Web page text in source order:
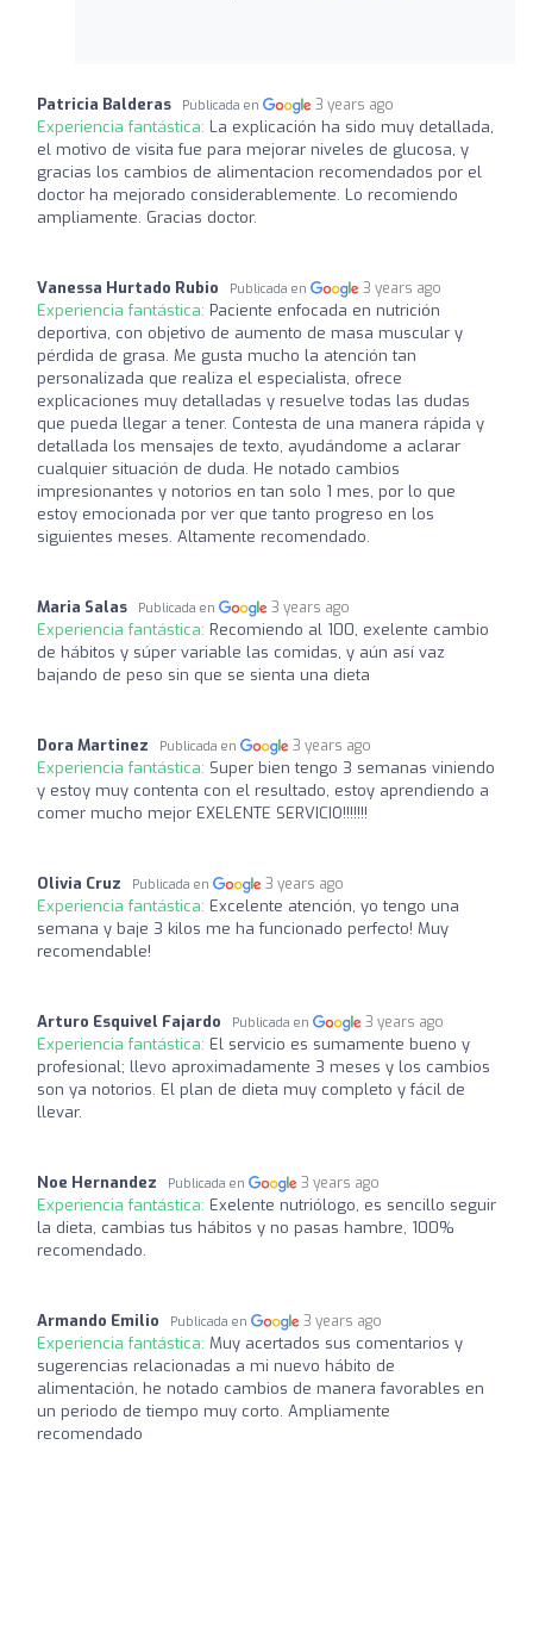
Patricia Balderas Publicada en 3 years ago
Experiencia fantástica: La explicación ha sido muy detallada,
el motivo de visita fue para mejorar niveles de glucosa, y
gracias los cambios de alimentacion recomendados por el
doctor ha mejorado considerablemente. Lo recomiendo
ampliamente. Gracias doctor.
Vanessa Hurtado Rubio Publicada en 3 years ago
Experiencia fantástica: Paciente enfocada en nutrición
deportiva, con objetivo de aumento de masa muscular y
pérdida de grasa. Me gusta mucho la atención tan
personalizada que realiza el especialista, ofrece
explicaciones muy detalladas y resuelve todas las dudas
que pueda llegar a tener. Contesta de una manera rápida y
detallada los mensajes de texto, ayudándome a aclarar
cualquier situación de duda. He notado cambios
impresionantes y notorios en tan solo 1 mes, por lo que
estoy emocionada por ver que tanto progreso en los
siguientes meses. Altamente recomendado.
Maria Salas Publicada en 3 years ago
Experiencia fantástica: Recomiendo al 100, exelente cambio
de hábitos y súper variable las comidas, y aún así vaz
bajando de peso sin que se sienta una dieta
Dora Martinez Publicada en 3 years ago
Experiencia fantástica: Super bien tengo 3 semanas viniendo
y estoy muy contenta con el resultado, estoy aprendiendo a
comer mucho mejor EXELENTE SERVICIO!!!!!!!
Olivia Cruz Publicada en 3 years ago
Experiencia fantástica: Excelente atención, yo tengo una
semana y baje 3 kilos me ha funcionado perfecto! Muy
recomendable!
Arturo Esquivel Fajardo Publicada en 3 years ago
Experiencia fantástica: El servicio es sumamente bueno y
profesional; llevo aproximadamente 3 meses y los cambios
son ya notorios. El plan de dieta muy completo y fácil de
llevar.
Noe Hernandez Publicada en 3 years ago
Experiencia fantástica: Exelente nutriólogo, es sencillo seguir
la dieta, cambias tus hábitos y no pasas hambre, 100%
recomendado.
Armando Emilio Publicada en 3 years ago
Experiencia fantástica: Muy acertados sus comentarios y
sugerencias relacionadas a mi nuevo hábito de
alimentación, he notado cambios de manera favorables en
un periodo de tiempo muy corto. Ampliamente
recomendado